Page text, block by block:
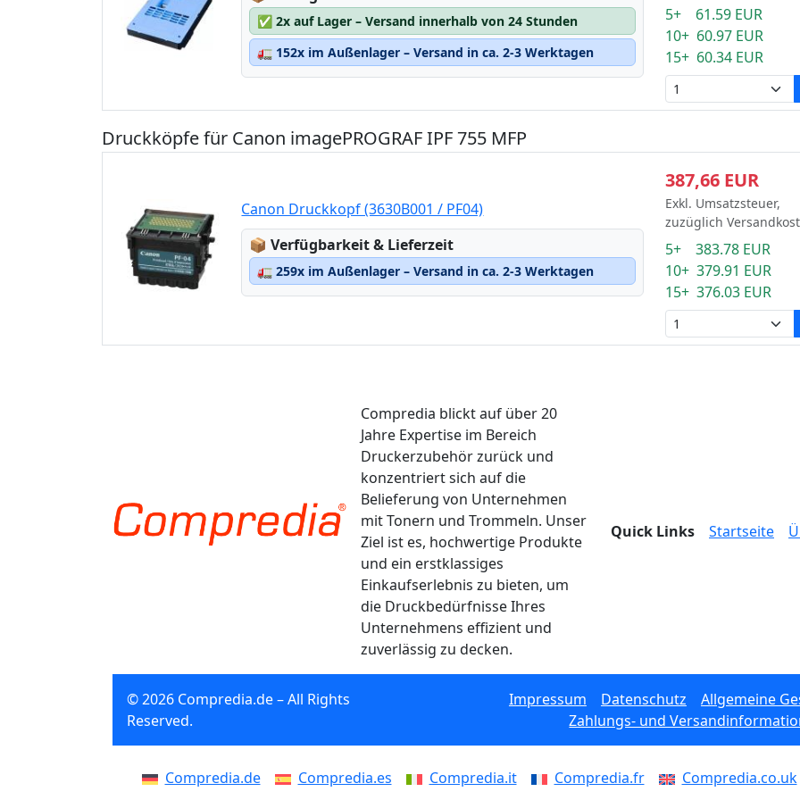
✅ 2x auf Lager – Versand innerhalb von 24 Stunden
🚛 152x im Außenlager – Versand in ca. 2-3 Werktagen
5+ 61.59 EUR
10+ 60.97 EUR
15+ 60.34 EUR
Druckköpfe für Canon imagePROGRAF IPF 755 MFP
Canon Druckkopf (3630B001 / PF04)
📦Lagerstatus:
Verfügbarkeit & Lieferzeit
🚛 259x im Außenlager – Versand in ca. 2-3 Werktagen
387,66 EUR
Exkl. Umsatzsteuer,
zuzüglich
5+ 383.78 EUR
10+ 379.91 EUR
15+ 376.03 EUR
Compredia blickt auf über 20
Jahre Expertise im Bereich
Druckerzubehör zurück und
konzentriert sich auf die
Belieferung von Unternehmen
mit Tonern und Trommeln. Unser
Ziel ist es, hochwertige Produkte
und ein erstklassiges
Einkaufserlebnis zu bieten, um
die Druckbedürfnisse Ihres
Unternehmens effizient und
zuverlässig zu decken.
Quick Links Startseite
© 2026 Compredia.de – All Rights
Reserved.
Impressum Datenschutz
Allgemeine
Zahlungs- und
Compredia.de Compredia.es Compredia.it Compredia.fr Compredia.co.uk